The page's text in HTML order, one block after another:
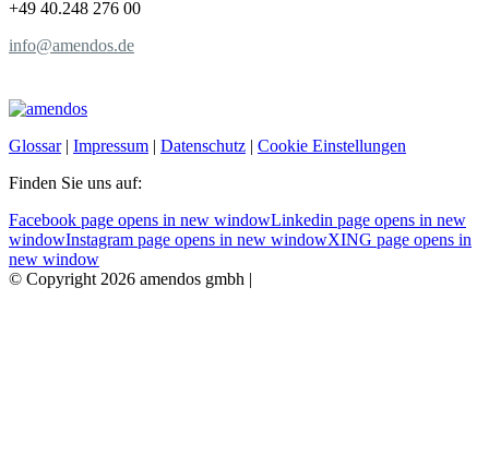
+49 40.248 276 00
info@amendos.de
Glossar| Impressum | Datenschutz | Cookie Einstellungen
Finden Sie uns auf:
Facebook page opens in new windowLinkedin page opens in new
windowInstagram page opens in new windowXING page opens in
new window
© Copyright 2026 amendos gmbh |